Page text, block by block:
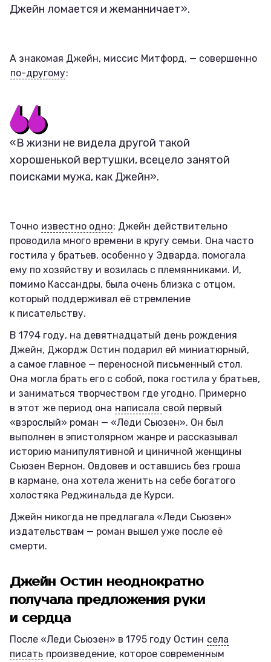
Джейн ломается и жеманничает».
А знакомая Джейн, миссис Митфорд, — совершенно
по-другому:
«В жизни не видела другой такой
хорошенькой вертушки, всецело занятой
поисками мужа, как Джейн».
Точно известно одно: Джейн действительно
проводила много времени в кругу семьи. Она часто
гостила у братьев, особенно у Эдварда, помогала
ему по хозяйству и возилась с племянниками. И,
помимо Кассандры, была очень близка с отцом,
который поддерживал её стремление
к писательству.
В 1794 году, на девятнадцатый день рождения
Джейн, Джордж Остин подарил ей миниатюрный,
а самое главное — переносной письменный стол.
Она могла брать его с собой, пока гостила у братьев,
и заниматься творчеством где угодно. Примерно
в этот же период она написала свой первый
«взрослый» роман — «Леди Сьюзен». Он был
выполнен в эпистолярном жанре и рассказывал
историю манипулятивной и циничной женщины
Сьюзен Вернон. Овдовев и оставшись без гроша
в кармане, она хотела женить на себе богатого
холостяка Реджинальда де Курси.
Джейн никогда не предлагала «Леди Сьюзен»
издательствам — роман вышел уже после её
смерти.
Джейн Остин неоднократно
получала предложения руки
и сердца
После «Леди Сьюзен» в 1795 году Остин села
писать произведение, которое современным